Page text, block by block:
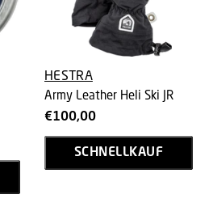
HESTRA
Army Leather Heli Ski JR
€100,00
SCHNELLKAUF